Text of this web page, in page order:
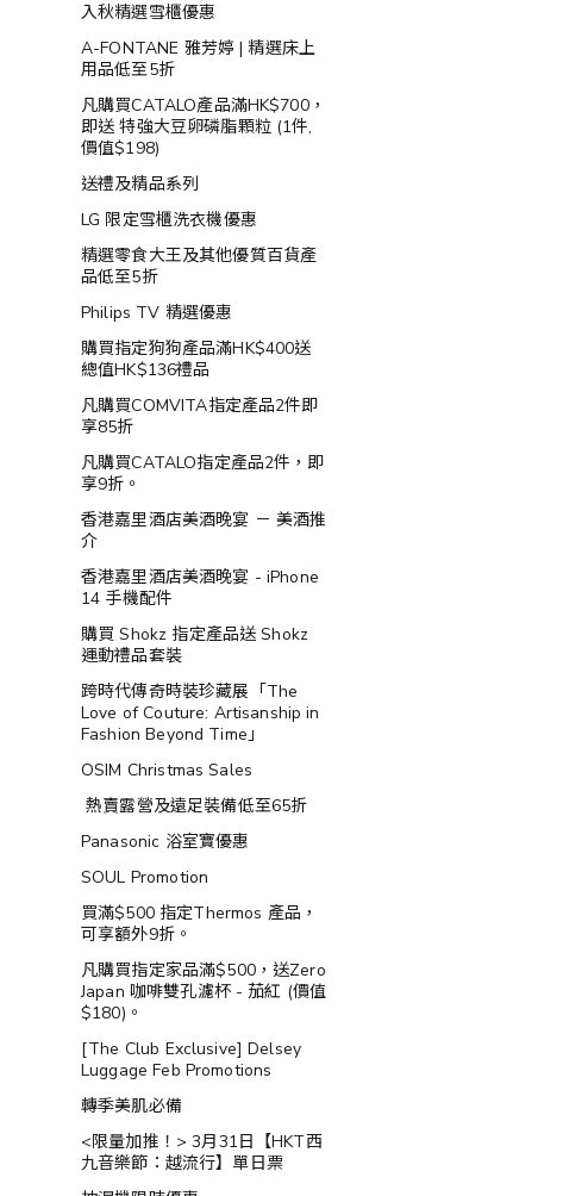
入秋精選雪櫃優惠
A-FONTANE 雅芳婷 | 精選床上
用品低至5折
凡購買CATALO產品滿HK$700，
即送 特強大豆卵磷脂顆粒 (1件,
價值$198)
送禮及精品系列
LG 限定雪櫃洗衣機優惠
精選零食大王及其他優質百貨產
品低至5折
Philips TV 精選優惠
購買指定狗狗產品滿HK$400送
總值HK$136禮品
凡購買COMVITA指定產品2件即
享85折
凡購買CATALO指定產品2件，即
享9折。
香港嘉里酒店美酒晚宴 － 美酒推
介
香港嘉里酒店美酒晚宴 - iPhone
14 手機配件
購買 Shokz 指定產品送 Shokz
運動禮品套裝
跨時代傳奇時裝珍藏展「The
Love of Couture: Artisanship in
Fashion Beyond Time」
OSIM Christmas Sales
熱賣露營及遠足裝備低至65折
Panasonic 浴室寶優惠
SOUL Promotion
買滿$500 指定Thermos 產品，
可享額外9折。
凡購買指定家品滿$500，送Zero
Japan 咖啡雙孔濾杯 - 茄紅 (價值
$180)。
[The Club Exclusive] Delsey
Luggage Feb Promotions
轉季美肌必備
<限量加推！> 3月31日【HKT西
九音樂節：越流行】單日票